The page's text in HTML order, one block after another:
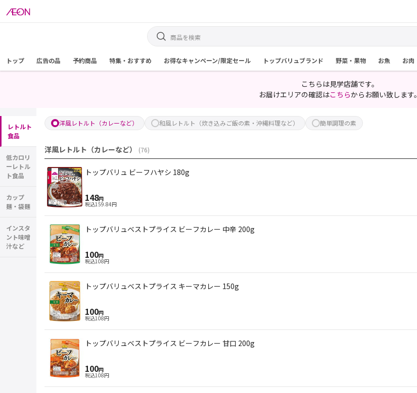
トップ 広告の品 予約商品 特集・おすすめ お得なキャンペーン/限定セール トップバリュブランド 野菜・果物 お魚 お肉
こちらは見学店舗です。
お届けエリアの確認はこちらからお願い致します。
レトルト
食品
低カロリ
ーレトル
ト食品
カップ
麺・袋麺
インスタ
ント味噌
汁など
洋風レトルト（カレーなど） 和風レトルト（炊き込みご飯の素・沖縄料理など） 簡単調理の素
洋風レトルト（カレーなど） (76)
トップバリュ ビーフハヤシ 180g
148円
税込159.84円
トップバリュベストプライス ビーフカレー 中辛 200g
100円
税込108円
トップバリュベストプライス キーマカレー 150g
100円
税込108円
トップバリュベストプライス ビーフカレー 甘口 200g
100円
税込108円